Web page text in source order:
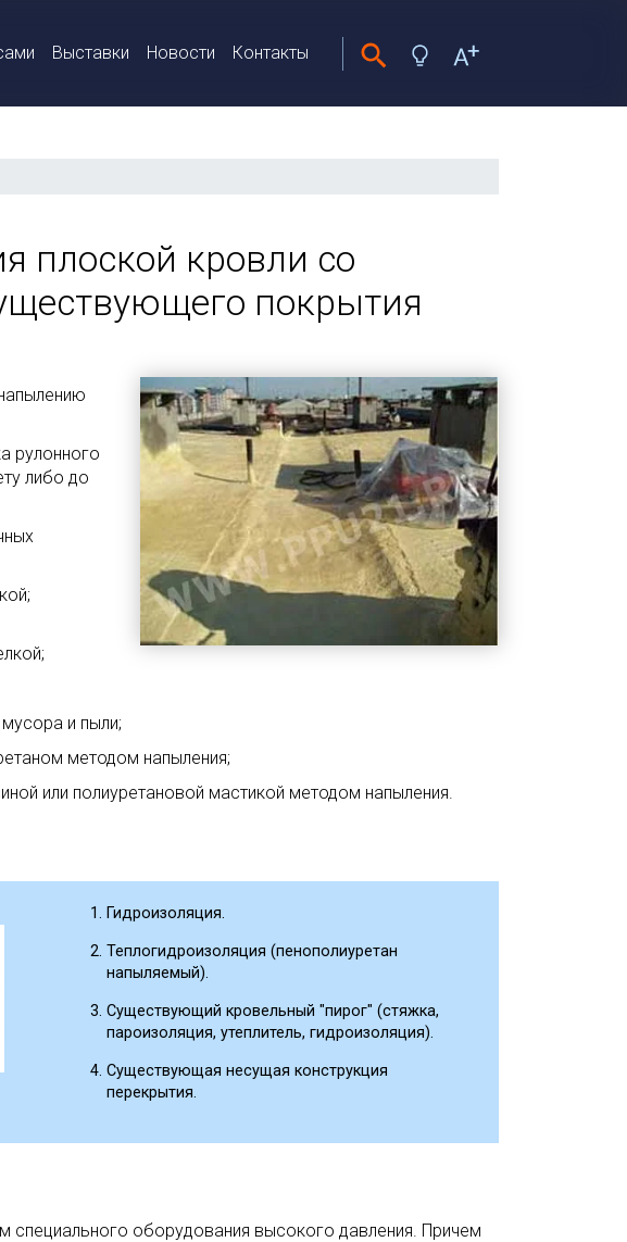
Выставки Новости Контакты
плоской кровли со
покрытия
рулонного
либо до
и пыли;
методом напыления;
или полиуретановой мастикой методом напыления.
Гидроизоляция.
Теплогидроизоляция (пенополиуретан
напыляемый).
Существующий кровельный "пирог" (стяжка,
пароизоляция, утеплитель, гидроизоляция).
Существующая несущая конструкция
перекрытия.
оборудования высокого давления. Причем